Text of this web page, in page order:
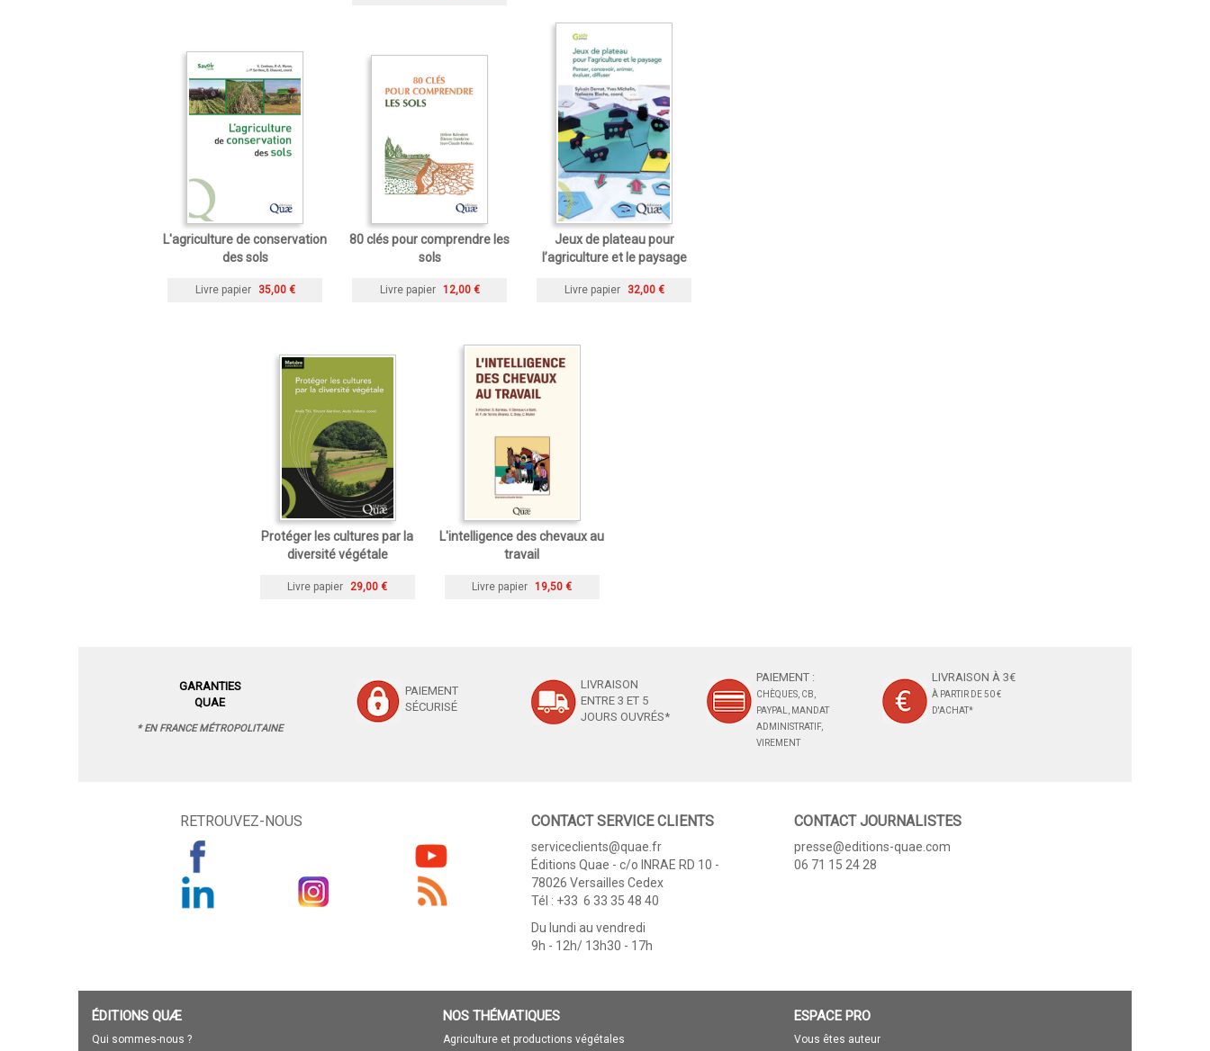
L'agriculture de conservation
des sols
Livre papier 35,00 €
80 clés pour comprendre les
sols
Livre papier 12,00 €
Jeux de plateau pour
l’agriculture et le paysage
Livre papier 32,00 €
Protéger les cultures par la
diversité végétale
Livre papier 29,00 €
L'intelligence des chevaux au
travail
Livre papier 19,50 €
GARANTIES
QUAE
* EN FRANCE MÉTROPOLITAINE
PAIEMENT
SÉCURISÉ
LIVRAISON
ENTRE 3 ET 5
JOURS OUVRÉS*
PAIEMENT :
CHÈQUES, CB,
PAYPAL, MANDAT
ADMINISTRATIF,
VIREMENT
LIVRAISON À 3€
À PARTIR DE 50 €
D'ACHAT*
RETROUVEZ-NOUS CONTACT SERVICE CLIENTS
serviceclients@quae.fr
Éditions Quae - c/o INRAE RD 10 -
78026 Versailles Cedex
Tél : +33 6 33 35 48 40
Du lundi au vendredi
9h - 12h/ 13h30 - 17h
CONTACT JOURNALISTES
presse@editions-quae.com
06 71 15 24 28
ÉDITIONS QUÆ
Qui sommes-nous ?
NOS THÉMATIQUES
Agriculture et productions végétales
ESPACE PRO
Vous êtes auteur